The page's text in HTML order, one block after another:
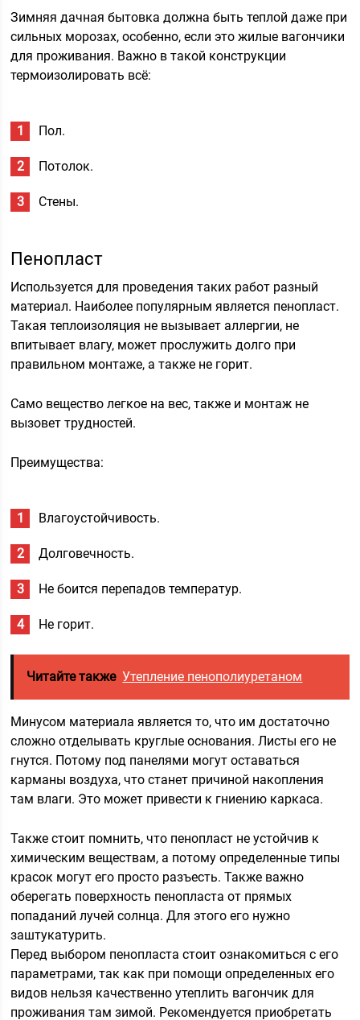
Зимняя дачная бытовка должна быть теплой даже при
сильных морозах, особенно, если это жилые вагончики
для проживания. Важно в такой конструкции
термоизолировать всё:
Пол.
Потолок.
Стены.
Пенопласт
Используется для проведения таких работ разный
материал. Наиболее популярным является пенопласт.
Такая теплоизоляция не вызывает аллергии, не
впитывает влагу, может прослужить долго при
правильном монтаже, а также не горит.
Само вещество легкое на вес, также и монтаж не
вызовет трудностей.
Преимущества:
Влагоустойчивость.
Долговечность.
Не боится перепадов температур.
Не горит.
Читайте также Утепление пенополиуретаном
Минусом материала является то, что им достаточно
сложно отделывать круглые основания. Листы его не
гнутся. Потому под панелями могут оставаться
карманы воздуха, что станет причиной накопления
там влаги. Это может привести к гниению каркаса.
Также стоит помнить, что пенопласт не устойчив к
химическим веществам, а потому определенные типы
красок могут его просто разъесть. Также важно
оберегать поверхность пенопласта от прямых
попаданий лучей солнца. Для этого его нужно
заштукатурить.
Перед выбором пенопласта стоит ознакомиться с его
параметрами, так как при помощи определенных его
видов нельзя качественно утеплить вагончик для
проживания там зимой. Рекомендуется приобретать